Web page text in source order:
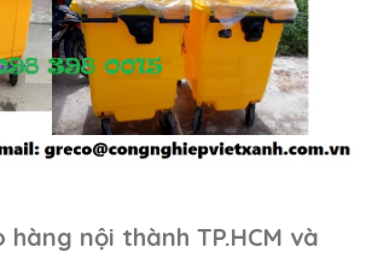
nội thành TP.HCM và